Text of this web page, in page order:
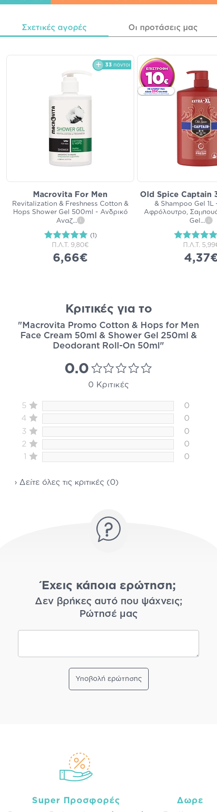
Σχετικές αγορές Οι προτάσεις μας
33 πόντοι
Macrovita For Men
Revitalization & Freshness Cotton &
Hops Shower Gel 500ml - Ανδρικό
Αναζ... i
(1)
Π.Λ.Τ. 9,80€
6,66€
Old Spice Captain
& Shampoo Gel 1L
Αφρόλουτρο,
Gel ... i
Π.Λ.Τ.
Κριτικές για το
"Macrovita Promo Cotton & Hops for Men
Face Cream 50ml & Shower Gel 250ml &
Deodorant Roll-On 50ml"
0.0
0 Κριτικές
5
0
4
0
3
0
2
0
1
0
› Δείτε όλες τις κριτικές (0)
Έχεις κάποια ερώτηση;
Δεν βρήκες αυτό που ψάχνεις;
Ρώτησέ μας
Υποβολή ερώτησης
Super Προσφορές Δωρεάν